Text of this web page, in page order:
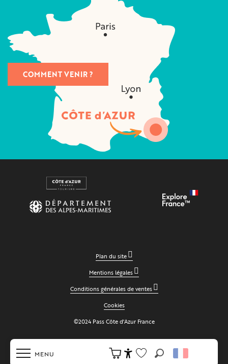
MENU
COMMENT VENIR ?
Plan du site
Mentions légales
Conditions générales de ventes
Cookies
©2024 Pass Côte d'Azur France